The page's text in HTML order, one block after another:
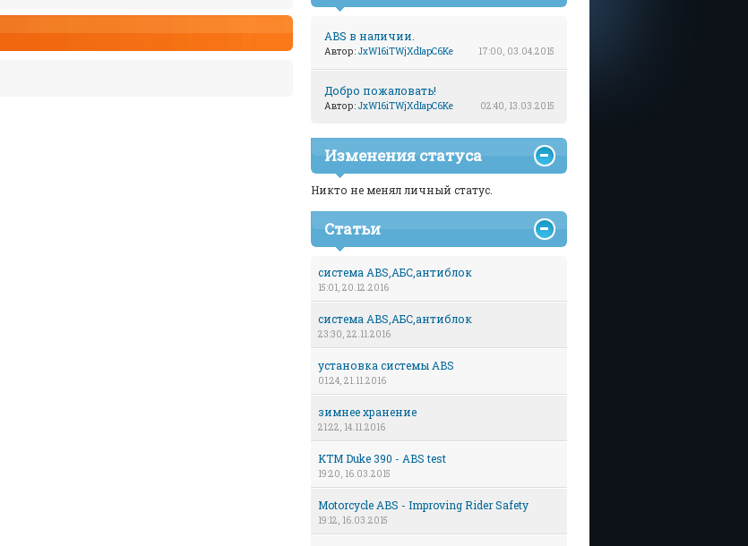
ABS в наличии.
Автор: JxW16iTWjXdIapC6Ke 17:00, 03.04.2015
Добро пожаловать!
Автор: JxW16iTWjXdIapC6Ke 02:40, 13.03.2015
Изменения статуса
Никто не менял личный статус.
Статьи
система ABS,АБС,антиблок
15:01, 20.12.2016
система ABS,АБС,антиблок
23:30, 22.11.2016
установка системы ABS
01:24, 21.11.2016
зимнее хранение
21:22, 14.11.2016
KTM Duke 390 - ABS test
19:20, 16.03.2015
Motorcycle ABS - Improving Rider Safety
19:12, 16.03.2015